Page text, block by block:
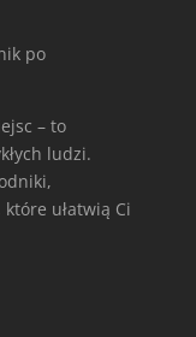
po
– to
ludzi.
ułatwią Ci